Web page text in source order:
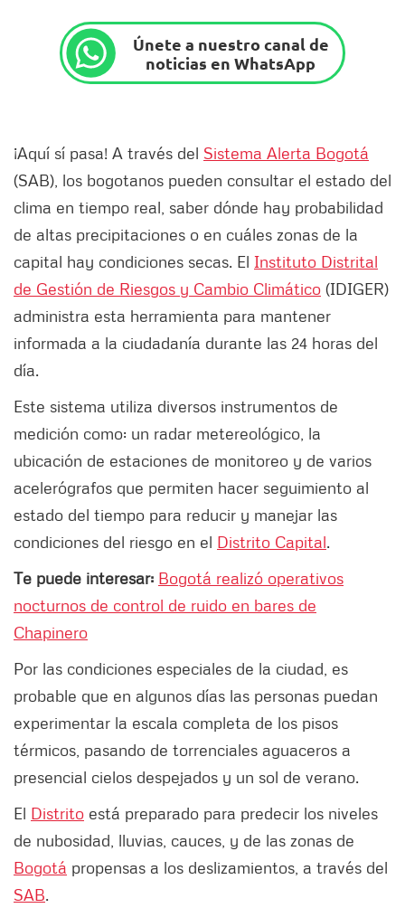
Únete a nuestro canal de
noticias en WhatsApp
¡Aquí sí pasa! A través del Sistema Alerta Bogotá
(SAB), los bogotanos pueden consultar el estado del
clima en tiempo real, saber dónde hay probabilidad
de altas precipitaciones o en cuáles zonas de la
capital hay condiciones secas. El Instituto Distrital
de Gestión de Riesgos y Cambio Climático (IDIGER)
administra esta herramienta para mantener
informada a la ciudadanía durante las 24 horas del
día.
Este sistema utiliza diversos instrumentos de
medición como: un radar metereológico, la
ubicación de estaciones de monitoreo y de varios
acelerógrafos que permiten hacer seguimiento al
estado del tiempo para reducir y manejar las
condiciones del riesgo en el Distrito Capital.
Te puede interesar: Bogotá realizó operativos
nocturnos de control de ruido en bares de
Chapinero
Por las condiciones especiales de la ciudad, es
probable que en algunos días las personas puedan
experimentar la escala completa de los pisos
térmicos, pasando de torrenciales aguaceros a
presencial cielos despejados y un sol de verano.
El Distrito está preparado para predecir los niveles
de nubosidad, lluvias, cauces, y de las zonas de
Bogotá propensas a los deslizamientos, a través del
SAB.